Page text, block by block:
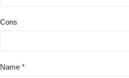
Cons
Name *